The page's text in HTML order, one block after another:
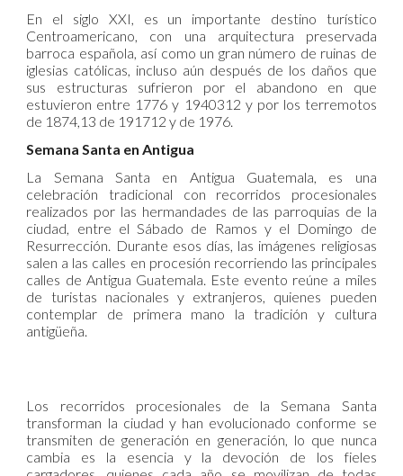
En el siglo XXI, es un importante destino turístico
Centroamericano, con una arquitectura preservada
barroca española, así como un gran número de ruinas de
iglesias católicas, incluso aún después de los daños que
sus estructuras sufrieron por el abandono en que
estuvieron entre 1776 y 1940312 y por los terremotos
de 1874,13 de 191712 y de 1976.
Semana Santa en Antigua
La Semana Santa en Antigua Guatemala, es una
celebración tradicional con recorridos procesionales
realizados por las hermandades de las parroquias de la
ciudad, entre el Sábado de Ramos y el Domingo de
Resurrección. Durante esos días, las imágenes religiosas
salen a las calles en procesión recorriendo las principales
calles de Antigua Guatemala. Este evento reúne a miles
de turistas nacionales y extranjeros, quienes pueden
contemplar de primera mano la tradición y cultura
antigüeña.
Los recorridos procesionales de la Semana Santa
transforman la ciudad y han evolucionado conforme se
transmiten de generación en generación, lo que nunca
cambia es la esencia y la devoción de los fieles